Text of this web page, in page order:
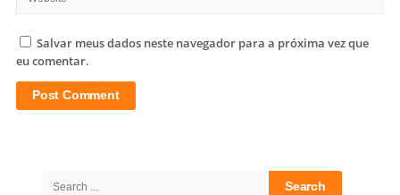
Salvar meus dados neste navegador para a próxima vez que
eu comentar.
Search